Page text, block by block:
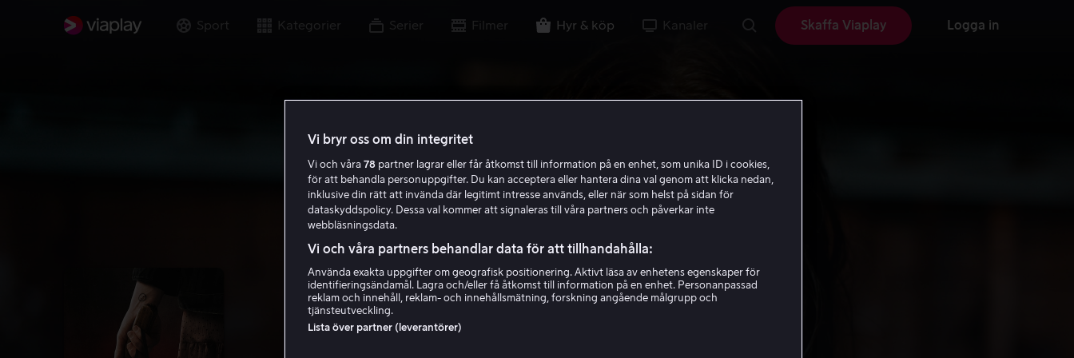
Sport Kategorier Serier Filmer Hyr & köp Kanaler Skaffa Viaplay Logga in
Vi bryr oss om din integritet
Vi och våra 78 partner lagrar eller får åtkomst till information på en enhet, som unika ID i cookies,
för att behandla personuppgifter. Du kan acceptera eller hantera dina val genom att klicka nedan,
inklusive din rätt att invända där legitimt intresse används, eller när som helst på sidan för
dataskyddspolicy. Dessa val kommer att signaleras till våra partners och påverkar inte
webbläsningsdata.
Vi och våra partners behandlar data för att tillhandahålla:
Använda exakta uppgifter om geografisk positionering. Aktivt läsa av enhetens egenskaper för
identifieringsändamål. Lagra och/eller få åtkomst till information på en enhet. Personanpassad
reklam och innehåll, reklam- och innehållsmätning, forskning angående målgrupp och
tjänsteutveckling.
Lista över partner (leverantörer)